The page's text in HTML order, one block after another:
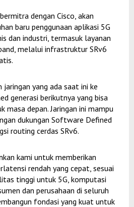
dengan Cisco, akan
baru penggunaan aplikasi 5G
dan industri, termasuk layanan
melalui infrastruktur SRv6
jaringan yang ada saat ini ke
generasi berikutnya yang bisa
masa depan. Jaringan ini mampu
dukungan Software Defined
routing cerdas SRv6.
kami untuk memberikan
rendah yang cepat, sesuai
tinggi untuk 5G, komputasi
dan perusahaan di seluruh
fondasi yang kuat untuk